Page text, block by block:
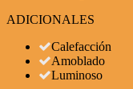
ADICIONALES
Calefacción
Amoblado
Luminoso